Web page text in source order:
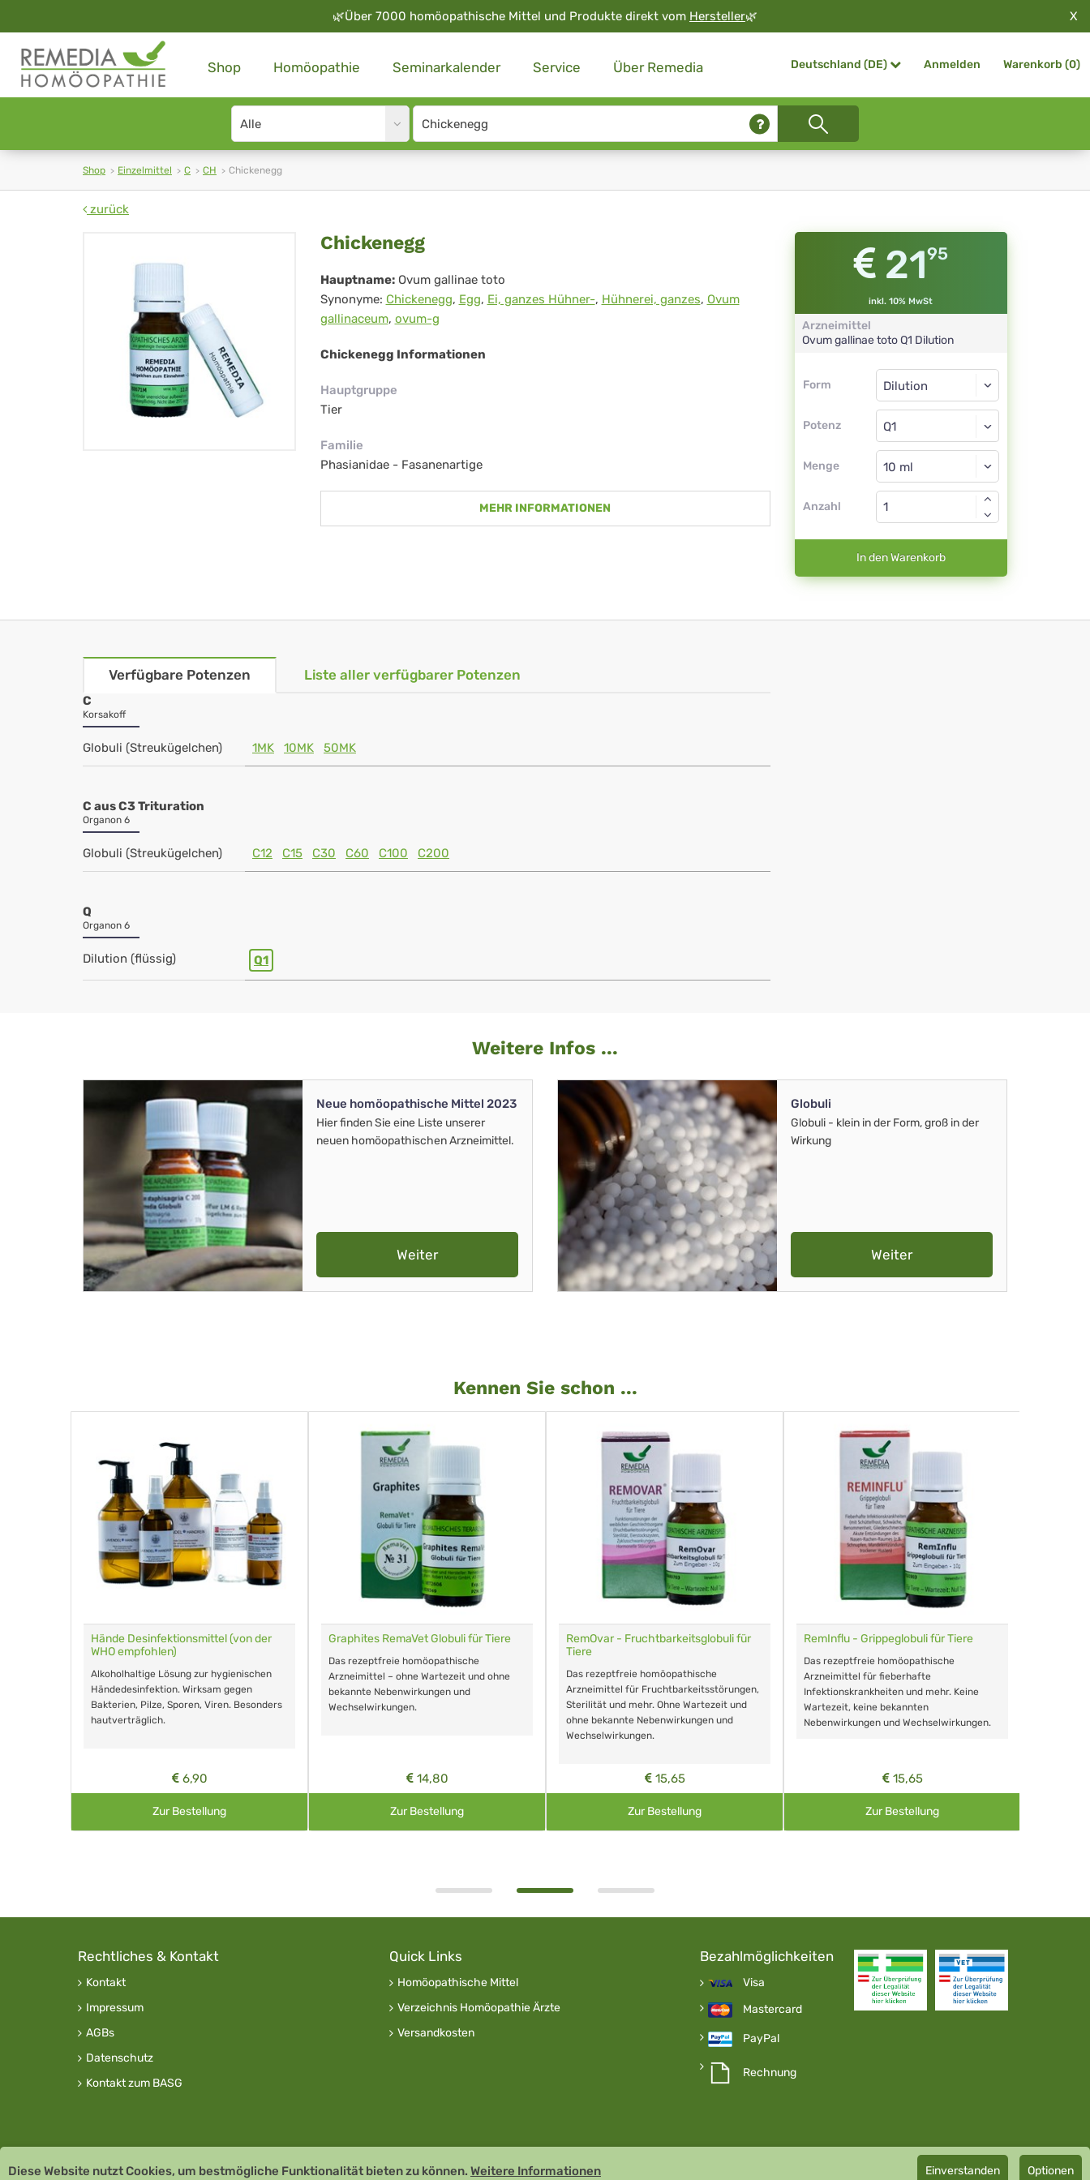
🌿Über 7000 homöopathische Mittel und Produkte direkt vom Hersteller🌿 X
Shop Homöopathie Seminarkalender Service Über Remedia Deutschland (DE) Anmelden Warenkorb (0)
Search
type
Site
search
Shop Einzelmittel C CH Chickenegg
zurück
Chickenegg
Chickenegg
Hauptname: Ovum gallinae toto
Synonyme: Chickenegg, Egg, Ei, ganzes Hühner-, Hühnerei, ganzes, Ovum
gallinaceum, ovum-g
Chickenegg Informationen
Hauptgruppe
Tier
Familie
Phasianidae - Fasanenartige
MEHR INFORMATIONEN
2195
inkl. 10% MwSt
Arzneimittel
Ovum gallinae totoQ1 Dilution
Form
Form
Potenz
Dilution
Q1
Menge
Dilution
Anzahl
In den Warenkorb
Verfügbare Potenzen Liste aller verfügbarer Potenzen
C
Korsakoff
Globuli (Streukügelchen) 1MK 10MK 50MK
C aus C3 Trituration
Organon 6
Globuli (Streukügelchen) C12 C15 C30 C60 C100 C200
Q
Organon 6
Dilution (flüssig) Q1
Weitere Infos ...
Neue homöopathische Mittel 2023
Hier finden Sie eine Liste unserer
neuen homöopathischen Arzneimittel.
Weiter
Globuli
Globuli - klein in der Form, groß in der
Wirkung
Weiter
Kennen Sie schon ...
Hände Desinfektionsmittel (von der
WHO empfohlen)
Alkoholhaltige Lösung zur hygienischen
Händedesinfektion. Wirksam gegen
Bakterien, Pilze, Sporen, Viren. Besonders
hautverträglich.
6,90
Zur Bestellung
Graphites RemaVet Globuli für Tiere
Das rezeptfreie homöopathische
Arzneimittel – ohne Wartezeit und ohne
bekannte Nebenwirkungen und
Wechselwirkungen.
14,80
Zur Bestellung
RemOvar - Fruchtbarkeitsglobuli für
Tiere
Das rezeptfreie homöopathische
Arzneimittel für Fruchtbarkeitsstörungen,
Sterilität und mehr. Ohne Wartezeit und
ohne bekannte Nebenwirkungen und
Wechselwirkungen.
15,65
Zur Bestellung
RemInflu - Grippeglobuli für Tiere
Das rezeptfreie homöopathische
Arzneimittel für fieberhafte
Infektionskrankheiten und mehr. Keine
Wartezeit, keine bekannten
Nebenwirkungen und Wechselwirkungen.
15,65
Zur Bestellung
Rechtliches & Kontakt
Kontakt
Impressum
AGBs
Datenschutz
Kontakt zum BASG
Quick Links
Homöopathische Mittel
Verzeichnis Homöopathie Ärzte
Versandkosten
Bezahlmöglichkeiten
Visa
Mastercard
PayPal
Rechnung
Copyright © 2026 Team Santé Salvator Apotheke Remedia Homöopathie GmbH GMP zertifizierter Arzneihersteller
Diese Website nutzt Cookies, um bestmögliche Funktionalität bieten zu können. Weitere Informationen Einverstanden Optionen